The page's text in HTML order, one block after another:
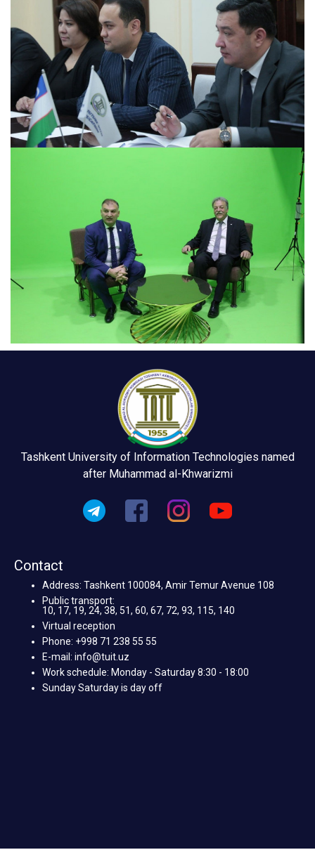
Tashkent University of Information Technologies named
after Muhammad al-Khwarizmi
Contact
Address: Tashkent 100084, Amir Temur Avenue 108
Public transport:
10, 17, 19, 24, 38, 51, 60, 67, 72, 93, 115, 140
Virtual reception
Phone: +998 71 238 55 55
E-mail: info@tuit.uz
Work schedule: Monday - Saturday 8:30 - 18:00
Sunday Saturday is day off